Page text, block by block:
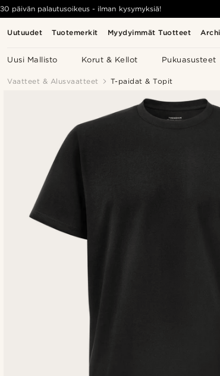
Uutuudet Tuotemerkit Myydyimmät Tuotteet
Uusi Mallisto Korut & Kellot Pukuasusteet
30 päivän palautusoikeus - ilman kysymyksiä!
Vaatteet & Alusvaatteet T-paidat & Topit